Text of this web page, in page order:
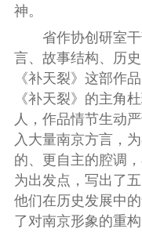
神。
省作协创研室
言、故事结构、历
《补天裂》这部作
《补天裂》的主角
人，作品情节生动
入大量南京方言，
的、更自主的腔调
为出发点，写出了
他们在历史发展中
了对南京形象的重